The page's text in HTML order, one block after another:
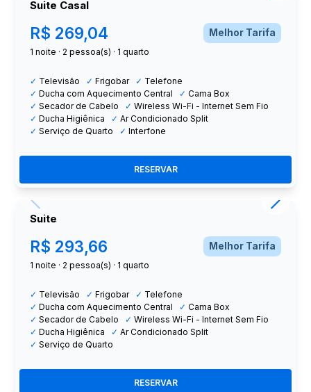
Suite Casal
R$ 269,04 Melhor Tarifa
1 noite · 2 pessoa(s) · 1 quarto
✓ Televisão ✓ Frigobar ✓ Telefone
✓ Ducha com Aquecimento Central ✓ Cama Box
✓ Secador de Cabelo ✓ Wireless Wi-Fi - Internet Sem Fio
✓ Ducha Higiênica ✓ Ar Condicionado Split
✓ Serviço de Quarto ✓ Interfone
RESERVAR
Suite
R$ 293,66 Melhor Tarifa
1 noite · 2 pessoa(s) · 1 quarto
✓ Televisão ✓ Frigobar ✓ Telefone
✓ Ducha com Aquecimento Central ✓ Cama Box
✓ Secador de Cabelo ✓ Wireless Wi-Fi - Internet Sem Fio
✓ Ducha Higiênica ✓ Ar Condicionado Split
✓ Serviço de Quarto
RESERVAR